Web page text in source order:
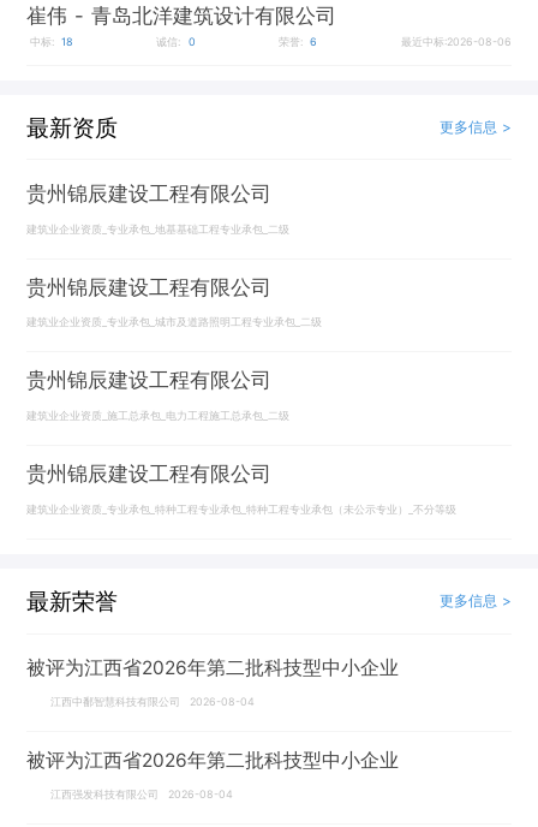
崔伟 - 青岛北洋建筑设计有限公司
中标: 18 诚信: 0 荣誉: 6 最近中标:2026-08-06
最新资质 更多信息 >
贵州锦辰建设工程有限公司
建筑业企业资质_专业承包_地基基础工程专业承包_二级
贵州锦辰建设工程有限公司
建筑业企业资质_专业承包_城市及道路照明工程专业承包_二级
贵州锦辰建设工程有限公司
建筑业企业资质_施工总承包_电力工程施工总承包_二级
贵州锦辰建设工程有限公司
建筑业企业资质_专业承包_特种工程专业承包_特种工程专业承包（未公示专业）_不分等级
最新荣誉 更多信息 >
被评为江西省2026年第二批科技型中小企业
江西中鄱智慧科技有限公司 2026-08-04
被评为江西省2026年第二批科技型中小企业
江西强发科技有限公司 2026-08-04